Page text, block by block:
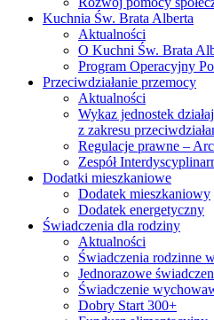
Kuchnia Św. Brata Alberta
Aktualności
O Kuchni Św. Brata
Program Operacyjny
Przeciwdziałanie przemocy
Aktualności
Wykaz jednostek
z zakresu
Regulacje prawne –
Zespół
Dodatki mieszkaniowe
Dodatek mieszkaniowy
Dodatek energetyczny
Świadczenia dla rodziny
Aktualności
Świadczenia rodzinne
Jednorazowe
Świadczenie
Dobry Start 300+